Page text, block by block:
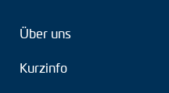
Über uns
Kurzinfo